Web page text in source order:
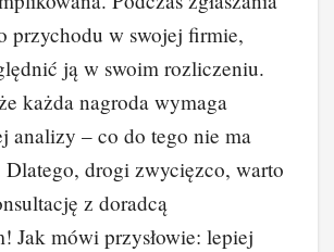
przychodu w swojej firmie,
ją w swoim rozliczeniu.
każda nagroda wymaga
analizy – co do tego nie ma
drogi zwycięzco, warto
z doradcą
Jak mówi przysłowie: lepiej